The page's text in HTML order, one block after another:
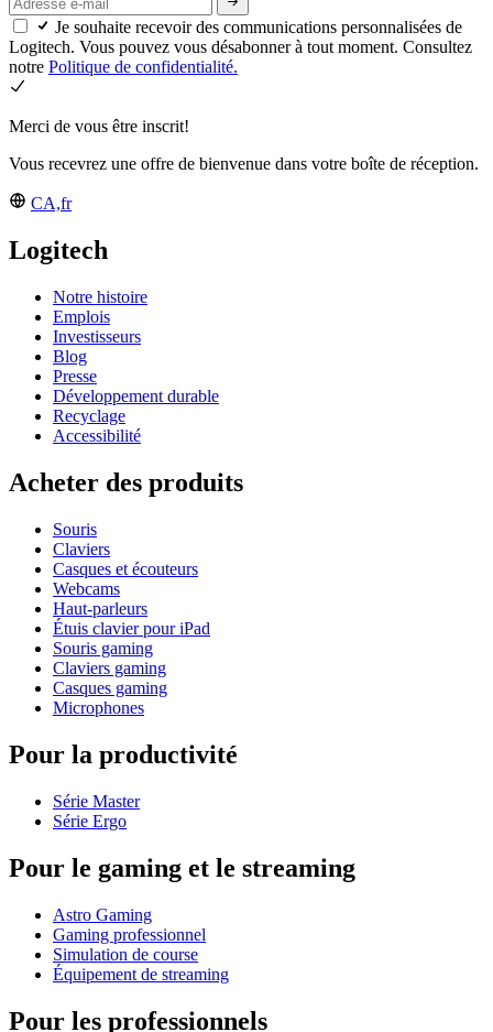
Je souhaite recevoir des communications personnalisées de
Logitech. Vous pouvez vous désabonner à tout moment. Consultez
notre Politique de confidentialité.
Merci de vous être inscrit!
Vous recevrez une offre de bienvenue dans votre boîte de réception.
CA,fr
Logitech
Notre histoire
Emplois
Investisseurs
Blog
Presse
Développement durable
Recyclage
Accessibilité
Acheter des produits
Souris
Claviers
Casques et écouteurs
Webcams
Haut-parleurs
Étuis clavier pour iPad
Souris gaming
Claviers gaming
Casques gaming
Microphones
Pour la productivité
Série Master
Série Ergo
Pour le gaming et le streaming
Astro Gaming
Gaming professionnel
Simulation de course
Équipement de streaming
Pour les professionnels